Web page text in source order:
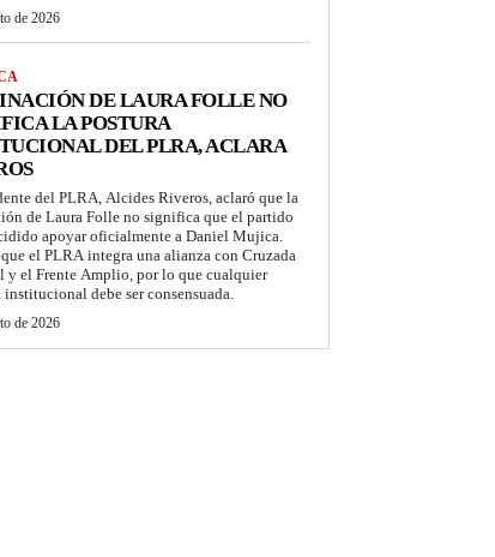
de 2026
DE LAURA FOLLE NO
LA POSTURA
DEL PLRA, ACLARA
del PLRA, Alcides Riveros, aclaró que la
de Laura Folle no significa que el partido
apoyar oficialmente a Daniel Mujica.
el PLRA integra una alianza con Cruzada
y el Frente Amplio, por lo que cualquier
debe ser consensuada.
de 2026